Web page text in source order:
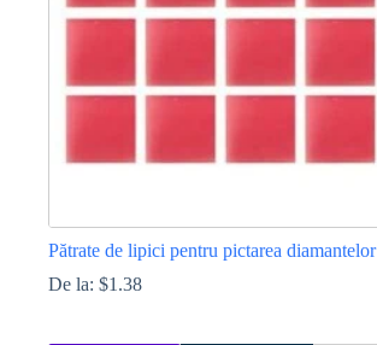
pagina
Pătrate de lipici pentru pictarea diamantelor
De la: $1.38